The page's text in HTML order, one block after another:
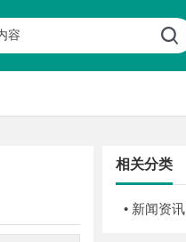
相关分类
• 新闻资讯